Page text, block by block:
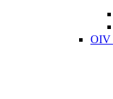
OIV